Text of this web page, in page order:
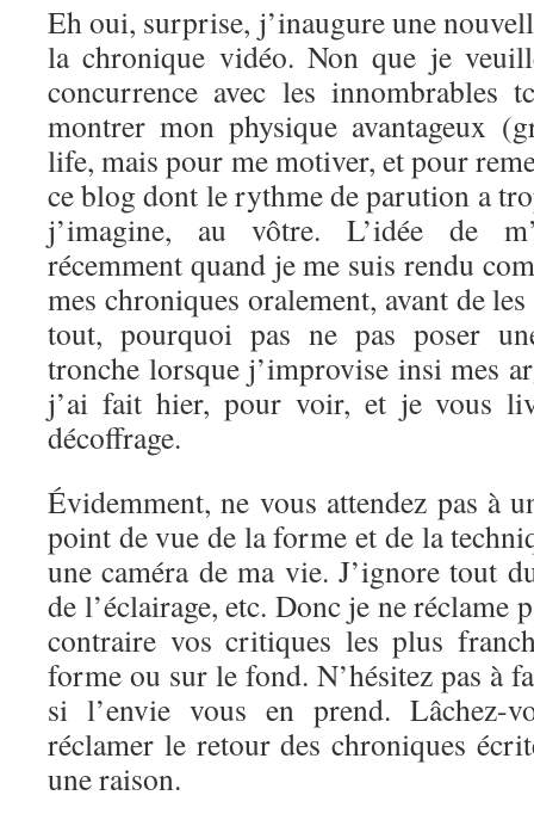
Eh oui, surprise, j’inaugure une
la chronique vidéo. Non que je
concurrence avec les innombrables
montrer mon physique avantageux
life, mais pour me motiver, et pour
ce blog dont le rythme de parution a
j’imagine, au vôtre. L’idée de
récemment quand je me suis rendu
mes chroniques oralement, avant de
tout, pourquoi pas ne pas poser
tronche lorsque j’improvise insi mes
j’ai fait hier, pour voir, et je vous
décoffrage.
Évidemment, ne vous attendez pas à
point de vue de la forme et de la
une caméra de ma vie. J’ignore tout
de l’éclairage, etc. Donc je ne réclame
contraire vos critiques les plus
forme ou sur le fond. N’hésitez pas à
si l’envie vous en prend. Lâchez-
réclamer le retour des chroniques
une raison.